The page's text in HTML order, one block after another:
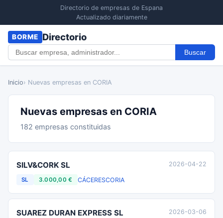
Directorio de empresas de Espana
Actualizado diariamente
BORME Directorio
Buscar
Inicio› Nuevas empresas en CORIA
Nuevas empresas en CORIA
182 empresas constituidas
SILV&CORK SL
SL 3.000,00 € CÁCERESCORIA
2026-04-22
SUAREZ DURAN EXPRESS SL 2026-03-06